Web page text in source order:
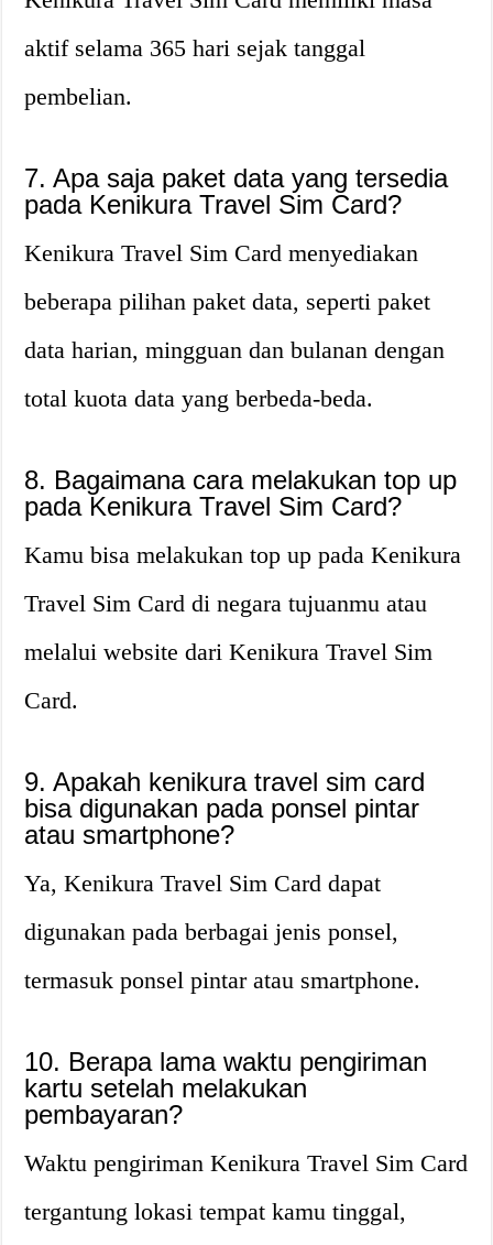
aktif selama 365 hari sejak tanggal
pembelian.
7. Apa saja paket data yang tersedia
pada Kenikura Travel Sim Card?
Kenikura Travel Sim Card menyediakan
beberapa pilihan paket data, seperti paket
data harian, mingguan dan bulanan dengan
total kuota data yang berbeda-beda.
8. Bagaimana cara melakukan top up
pada Kenikura Travel Sim Card?
Kamu bisa melakukan top up pada Kenikura
Travel Sim Card di negara tujuanmu atau
melalui website dari Kenikura Travel Sim
Card.
9. Apakah kenikura travel sim card
bisa digunakan pada ponsel pintar
atau smartphone?
Ya, Kenikura Travel Sim Card dapat
digunakan pada berbagai jenis ponsel,
termasuk ponsel pintar atau smartphone.
10. Berapa lama waktu pengiriman
kartu setelah melakukan
pembayaran?
Waktu pengiriman Kenikura Travel Sim Card
tergantung lokasi tempat kamu tinggal,